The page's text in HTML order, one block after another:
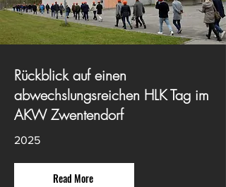
Rückblick auf einen
abwechslungsreichen HLK Tag im
AKW Zwentendorf
2025
Read More